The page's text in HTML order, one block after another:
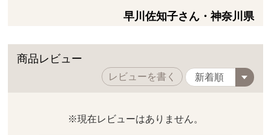
早川佐知子さん・神奈川県
商品レビュー
レビューを書く
※現在レビューはありません。